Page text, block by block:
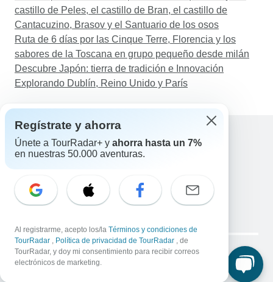
castillo de Peles, el castillo de Bran, el castillo de
Cantacuzino, Brasov y el Santuario de los osos
Ruta de 6 días por las Cinque Terre, Florencia y los
sabores de la Toscana en grupo pequeño desde milán
Descubre Japón: tierra de tradición e Innovación
Explorando Dublín, Reino Unido y París
Ayuda
Correo electrónico: support@tourradar.com
Selecciona el idioma
Copyright © TourRadar. Todos los derechos reservados.
Aviso legal Política de privacidad
Cookies
Regístrate y ahorra
Únete a TourRadar+ y ahorra hasta un 7%
en nuestras 50.000 aventuras.
Al registrarme, acepto los/la Términos y condiciones de
TourRadar , Política de privacidad de TourRadar , de
TourRadar, y doy mi consentimiento para recibir correos
electrónicos de marketing.